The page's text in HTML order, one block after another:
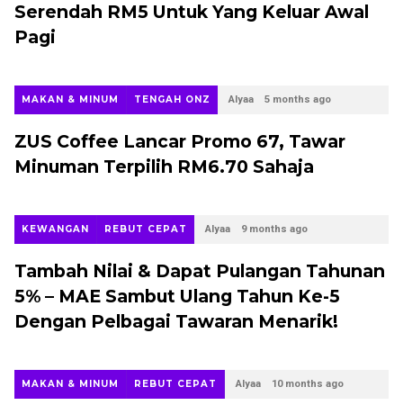
Serendah RM5 Untuk Yang Keluar Awal
Pagi
MAKAN & MINUM TENGAH ONZ Alyaa 5 months ago
ZUS Coffee Lancar Promo 67, Tawar
Minuman Terpilih RM6.70 Sahaja
KEWANGAN REBUT CEPAT Alyaa 9 months ago
Tambah Nilai & Dapat Pulangan Tahunan
5% – MAE Sambut Ulang Tahun Ke-5
Dengan Pelbagai Tawaran Menarik!
MAKAN & MINUM REBUT CEPAT Alyaa 10 months ago